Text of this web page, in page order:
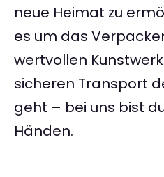
neue Heimat zu
es um das
wertvollen
sicheren Transport
geht – bei uns bist
Händen.